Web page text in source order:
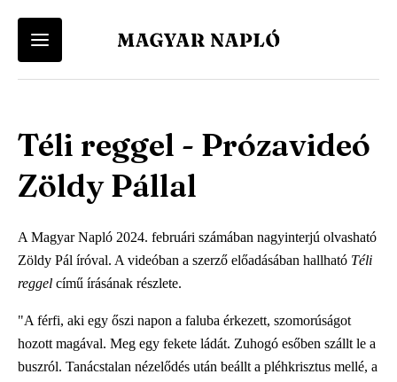
Ugrás
tartalomra
menü
Felhasználói fiókod eléréséhez először lépj be vagy regisztrálj.
Belépés Regisztráció
A kosár üres
Menü
Magyar
Napló
-
Magyar Napló Kiadó
Magyar Napló Folyóirat
Téli reggel - Prózavideó
Zöldy Pállal
A Magyar Napló 2024. februári számában nagyinterjú olvasható
Zöldy Pál íróval. A videóban a szerző előadásában hallható Téli
reggel című írásának részlete.
"A férfi, aki egy őszi napon a faluba érkezett, szomorúságot
hozott magával. Meg egy fekete ládát. Zuhogó esőben szállt le a
buszról. Tanácstalan nézelődés után beállt a pléhkrisztus mellé, a